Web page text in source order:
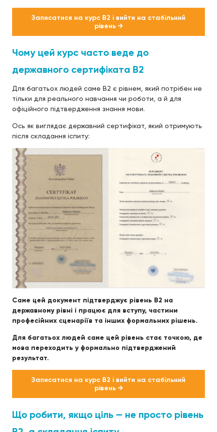
Записатися на курс B2 і вийти на стабільний
рівень →
Чому цей курс часто веде до
державного сертифіката B2
Для багатьох людей саме B2 є рівнем, який потрібен не
тільки для реального навчання чи роботи, а й для
офіційного підтвердження знання мови.
Ось як виглядає державний сертифікат, який отримують
після складання іспиту:
Саме цей документ підтверджує рівень B2 на
державному рівні і працює для вступу, частини
професійних сценаріїв та інших формальних рішень.
Для багатьох людей саме цей рівень стає точкою, де
мова переходить у формально підтверджений
результат.
Записатися на курс B2 і вийти на стабільний
рівень →
Що робити, якщо ціль — не просто рівень